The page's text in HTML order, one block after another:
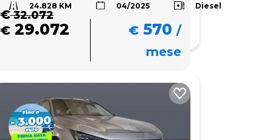
24.828 KM 04/2025 Diesel
€32.072
€ 29.072 € 570 /
mese